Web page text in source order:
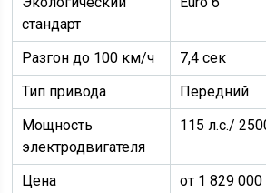
стандарт
Разгон до 100 км/ч
7,4 сек
Тип привода
Передний
Мощность
электродвигателя
115 л.с./
Цена
от 1 829